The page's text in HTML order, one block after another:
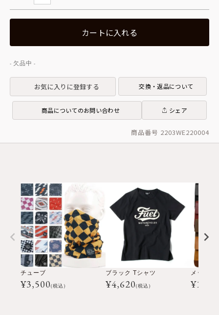
カートに入れる
お気に入りに登録する 交換・返品について
商品についてのお問い合わせ シェア
商品番号 2203WE220004
チューブ
¥3,500(税込)
ブラック Tシャツ
¥4,620(税込)
メッセン
¥